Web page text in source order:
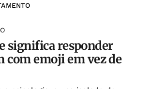
significa responder
com emoji em vez de